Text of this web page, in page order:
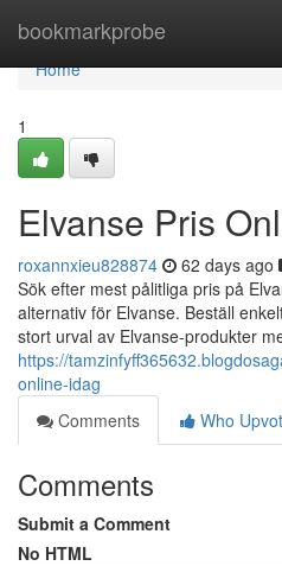
bookmarkprobe
Home
Home
1
Elvanse Pris
roxannxieu828874 62 days ago
Sök efter mest pålitliga pris på
alternativ för Elvanse. Beställ
stort urval av Elvanse-produkter
https://
online-idag
Comments
Who
Comments
Submit a Comment
No HTML